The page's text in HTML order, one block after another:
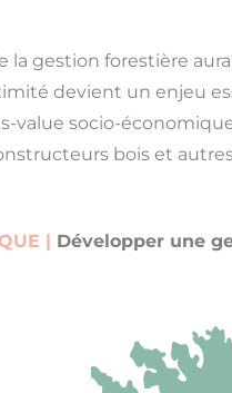
la gestion forestière
devient un enjeu
value socio-
bois et
| Développer une